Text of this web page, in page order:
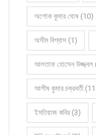
অশোক কুমার ঘোষ (10)
অসীম বিশ্বাস (1)
আলতাফ হোসেন উজ্জ্বল
আশীষ কুমার চক্রবর্তী
ইমতিয়াজ কবির (3)